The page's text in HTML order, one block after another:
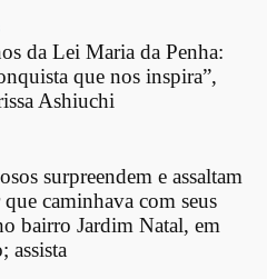
da Lei Maria da Penha:
que nos inspira”,
Ashiuchi
surpreendem e assaltam
caminhava com seus
bairro Jardim Natal, em
assista